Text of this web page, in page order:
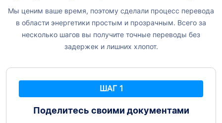
Мы ценим ваше время, поэтому сделали процесс перевода
в области энергетики простым и прозрачным. Всего за
несколько шагов вы получите точные переводы без
задержек и лишних хлопот.
ШАГ 1
Поделитесь своими документами